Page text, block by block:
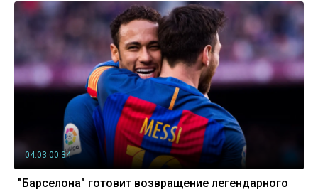
04.03 00:34
"Барселона" готовит возвращение легендарного